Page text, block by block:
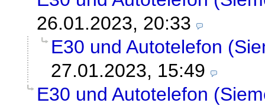
26.01.2023, 20:33
E30 und Autotelefon
27.01.2023, 15:49
E30 und Autotelefon